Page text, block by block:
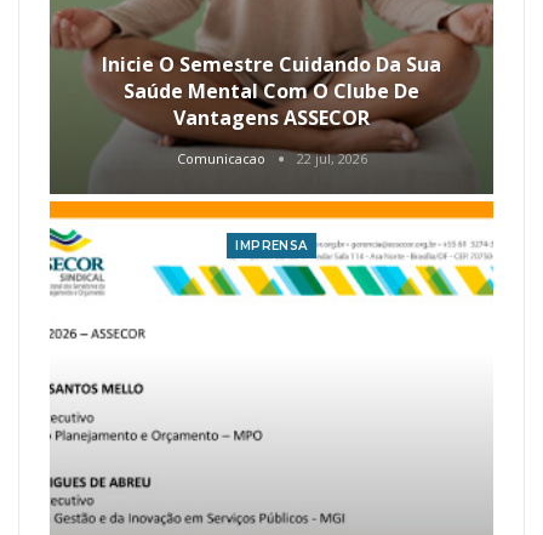
Inicie O Semestre Cuidando Da Sua
Saúde Mental Com O Clube De
Vantagens ASSECOR
Comunicacao 22 jul, 2026
IMPRENSA